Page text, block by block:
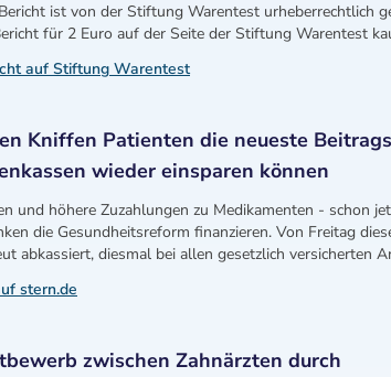
ist von der Stiftung Warentest urheberrechtlich
für 2 Euro auf der Seite der Stiftung Warentest
auf Stiftung Warentest
Kniffen Patienten die neueste
wieder einsparen können
und höhere Zuzahlungen zu Medikamenten - schon
die Gesundheitsreform finanzieren. Von Freitag
abkassiert, diesmal bei allen gesetzlich versicherten
stern.de
zwischen Zahnärzten durch